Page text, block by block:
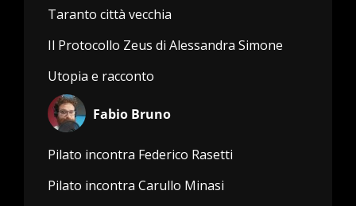
Taranto città vecchia
Il Protocollo Zeus di Alessandra Simone
Utopia e racconto
Fabio Bruno
Pilato incontra Federico Rasetti
Pilato incontra Carullo Minasi